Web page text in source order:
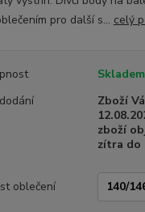
pro další s... celý
Skladem
Zboží
zboží
zítra do
oblečení